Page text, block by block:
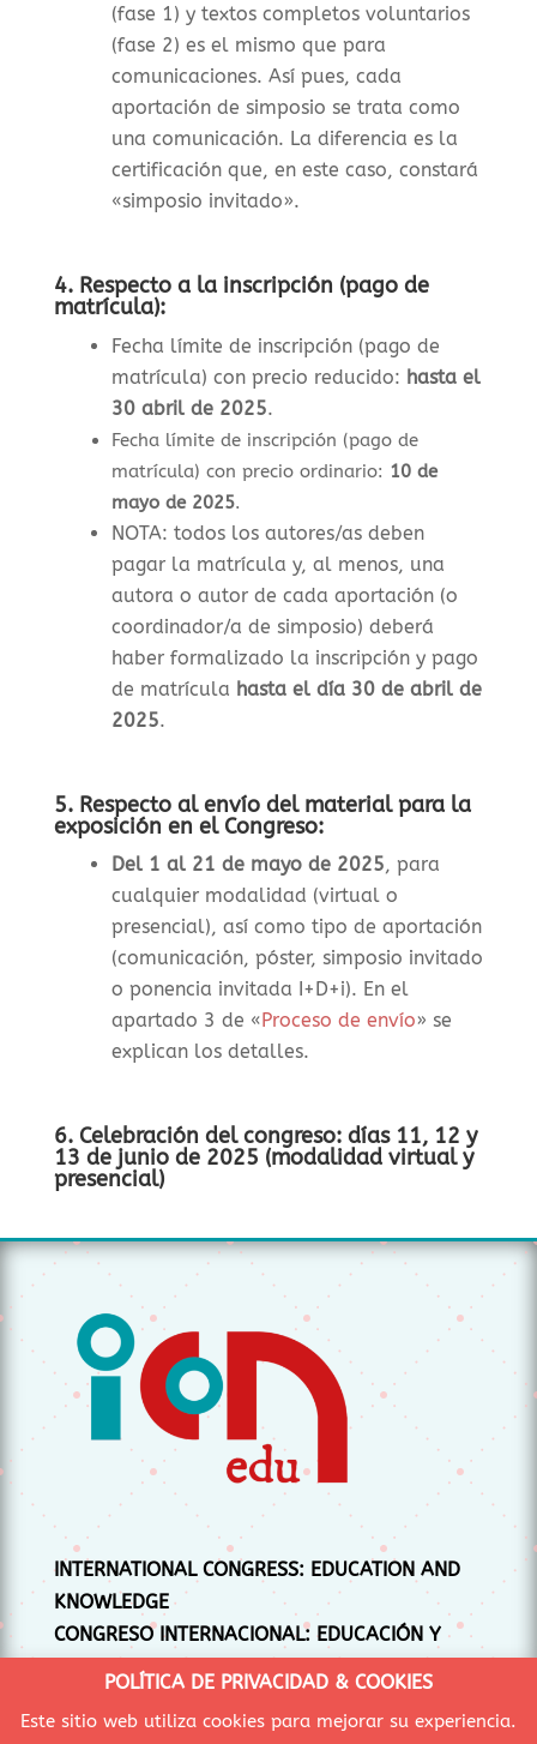
(fase 1) y textos completos voluntarios
(fase 2) es el mismo que para
comunicaciones. Así pues, cada
aportación de simposio se trata como
una comunicación. La diferencia es la
certificación que, en este caso, constará
«simposio invitado».
4. Respecto a la inscripción (pago de
matrícula):
Fecha límite de inscripción (pago de
matrícula) con precio reducido: hasta el
30 abril de 2025.
Fecha límite de inscripción (pago de
matrícula) con precio ordinario: 10 de
mayo de 2025.
NOTA: todos los autores/as deben
pagar la matrícula y, al menos, una
autora o autor de cada aportación (o
coordinador/a de simposio) deberá
haber formalizado la inscripción y pago
de matrícula hasta el día 30 de abril de
2025.
5. Respecto al envío del material para la
exposición en el Congreso:
Del 1 al 21 de mayo de 2025, para
cualquier modalidad (virtual o
presencial), así como tipo de aportación
(comunicación, póster, simposio invitado
o ponencia invitada I+D+i). En el
apartado 3 de «Proceso de envío» se
explican los detalles.
6. Celebración del congreso: días 11, 12 y
13 de junio de 2025 (modalidad virtual y
presencial)
INTERNATIONAL CONGRESS: EDUCATION AND
KNOWLEDGE
CONGRESO INTERNACIONAL: EDUCACIÓN Y
CONOCIMIENTO
CONEIXEMENT
POLÍTICA DE PRIVACIDAD & COOKIES
Este sitio web utiliza cookies para mejorar su experiencia.